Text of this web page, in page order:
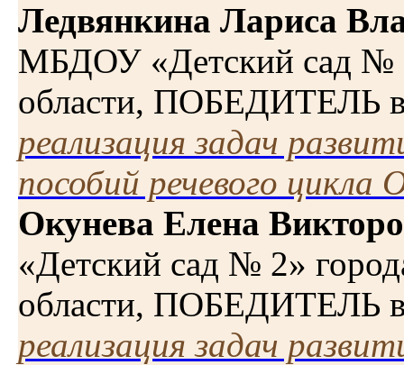
Ледвянкина Лариса
МБДОУ «Детский сад №
области, ПОБЕДИТЕЛЬ
реализация задач
пособий речевого
Окунева Елена
«Детский сад № 2»
области, ПОБЕДИТЕЛЬ
реализация задач